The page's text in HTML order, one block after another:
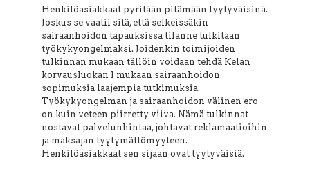
Henkilöasiakkaat pyritään pitämään tyytyväisinä.
Joskus se vaatii sitä, että selkeissäkin
sairaanhoidon tapauksissa tilanne tulkitaan
työkykyongelmaksi. Joidenkin toimijoiden
tulkinnan mukaan tällöin voidaan tehdä Kelan
korvausluokan I mukaan sairaanhoidon
sopimuksia laajempia tutkimuksia.
Työkykyongelman ja sairaanhoidon välinen ero
on kuin veteen piirretty viiva. Nämä tulkinnat
nostavat palvelunhintaa, johtavat reklamaatioihin
ja maksajan tyytymättömyyteen.
Henkilöasiakkaat sen sijaan ovat tyytyväisiä.